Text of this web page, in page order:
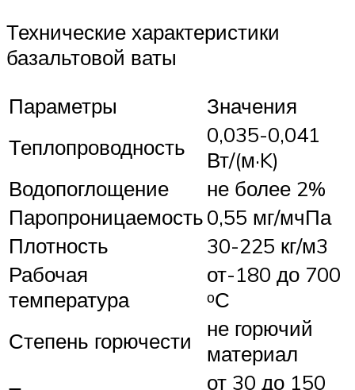
Технические характеристики
базальтовой ваты
Параметры
Значения
Теплопроводность
0,035-0,041
Вт/(м·K)
Водопоглощение
не более 2%
Паропроницаемость0,55 мг/мчПа
Плотность
30-225 кг/м3
Рабочая
температура
от-180 до 700
ᵒС
Степень горючести
не горючий
материал
от 30 до 150